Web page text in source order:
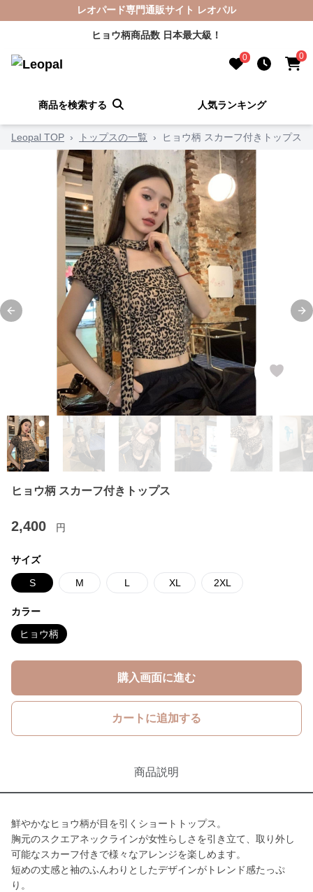
レオパード専門通販サイト レオパル
ヒョウ柄商品数 日本最大級！
0 0
商品を検索する 人気ランキング
Leopal TOP › トップスの一覧 › ヒョウ柄 スカーフ付きトップス
Previous slide
ヒョウ柄 スカーフ付きトップス
2,400 円
サイズ
S M L XL 2XL
カラー
ヒョウ柄
購入画面に進む
カートに追加する
商品説明
鮮やかなヒョウ柄が目を引くショートトップス。
胸元のスクエアネックラインが女性らしさを引き立て、取り外し
可能なスカーフ付きで様々なアレンジを楽しめます。
短めの丈感と袖のふんわりとしたデザインがトレンド感たっぷ
り。